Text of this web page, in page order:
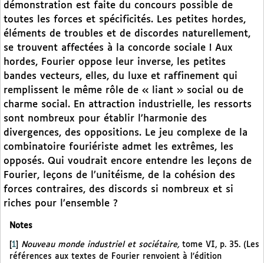
démonstration est faite du concours possible de
toutes les forces et spécificités. Les petites hordes,
éléments de troubles et de discordes naturellement,
se trouvent affectées à la concorde sociale ! Aux
hordes, Fourier oppose leur inverse, les petites
bandes vecteurs, elles, du luxe et raffinement qui
remplissent le même rôle de « liant » social ou de
charme social. En attraction industrielle, les ressorts
sont nombreux pour établir l’harmonie des
divergences, des oppositions. Le jeu complexe de la
combinatoire fouriériste admet les extrêmes, les
opposés. Qui voudrait encore entendre les leçons de
Fourier, leçons de l’unitéisme, de la cohésion des
forces contraires, des discords si nombreux et si
riches pour l’ensemble ?
Notes
1 Nouveau monde industriel et sociétaire, tome VI, p. 35. (Les
références aux textes de Fourier renvoient à l’édition